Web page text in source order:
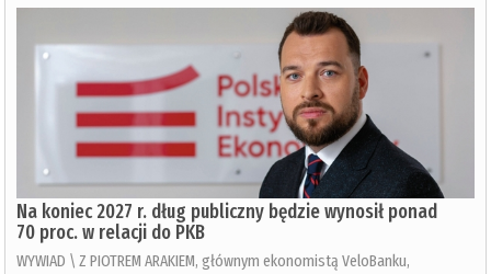
Na koniec 2027 r. dług publiczny będzie wynosił ponad
70 proc. w relacji do PKB
WYWIAD \ Z PIOTREM ARAKIEM, głównym ekonomistą VeloBanku,